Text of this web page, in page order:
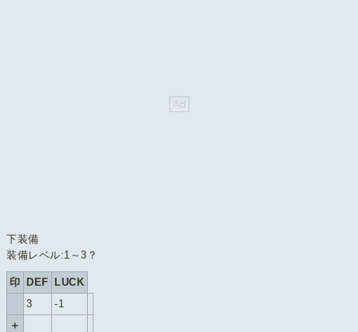
下装備
装備レベル:1～3？
印 DEF LUCK
3
-1
＋